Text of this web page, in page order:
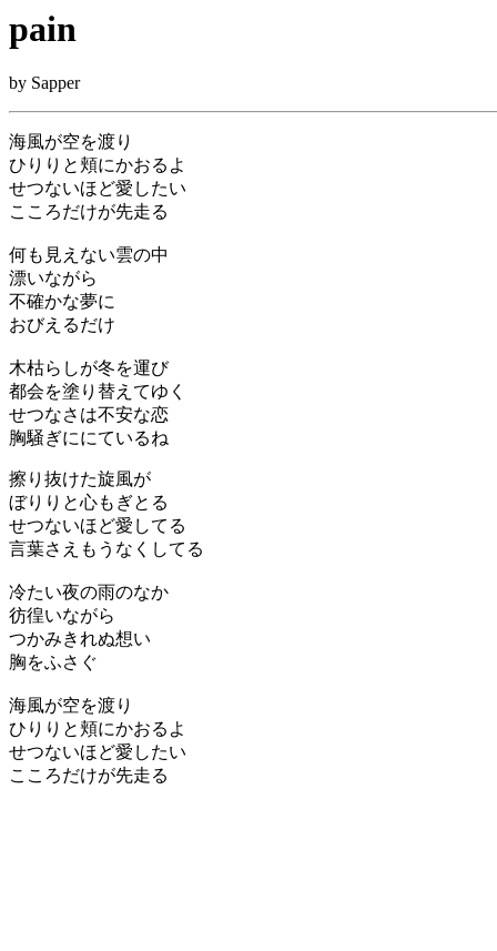
pain
by Sapper
海風が空を渡り
ひりりと頬にかおるよ
せつないほど愛したい
こころだけが先走る
何も見えない雲の中
漂いながら
不確かな夢に
おびえるだけ
木枯らしが冬を運び
都会を塗り替えてゆく
せつなさは不安な恋
胸騒ぎににているね
擦り抜けた旋風が
ぼりりと心もぎとる
せつないほど愛してる
言葉さえもうなくしてる
冷たい夜の雨のなか
彷徨いながら
つかみきれぬ想い
胸をふさぐ
海風が空を渡り
ひりりと頬にかおるよ
せつないほど愛したい
こころだけが先走る